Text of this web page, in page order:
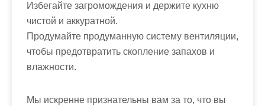
Избегайте загромождения и держите кухню
чистой и аккуратной.
Продумайте продуманную систему вентиляции,
чтобы предотвратить скопление запахов и
влажности.
Мы искренне признательны вам за то, что вы